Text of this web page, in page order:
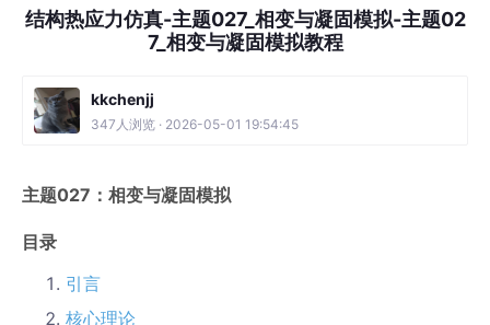
结构热应力仿真-主题027_相变与凝固模拟-主题02
7_相变与凝固模拟教程
kkchenjj
347人浏览 · 2026-05-01 19:54:45
主题027：相变与凝固模拟
目录
引言
核心理论